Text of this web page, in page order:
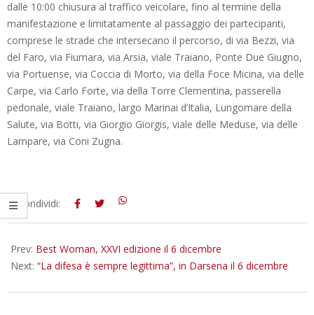
dalle 10:00 chiusura al traffico veicolare, fino al termine della
manifestazione e limitatamente al passaggio dei partecipanti,
comprese le strade che intersecano il percorso, di via Bezzi, via
del Faro, via Fiumara, via Arsia, viale Traiano, Ponte Due Giugno,
via Portuense, via Coccia di Morto, via della Foce Micina, via delle
Carpe, via Carlo Forte, via della Torre Clementina, passerella
pedonale, viale Traiano, largo Marinai d’Italia, Lungomare della
Salute, via Botti, via Giorgio Giorgis, viale delle Meduse, via delle
Lampare, via Coni Zugna.
2015-
12-
Condividi:
Prev: Best Woman, XXVI edizione il 6 dicembre
Next: “La difesa è sempre legittima”, in Darsena il 6 dicembre